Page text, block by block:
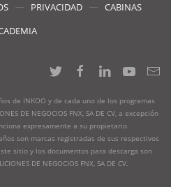
PRIVACIDAD
CABINAS
de INKOO y de cada uno de los programas
DE NEGOCIOS FNX, SA DE CV, a excepción
expresamente a su propietario.
son marcas registradas de sus respectivos
sitio y los documentos para descarga son
DE NEGOCIOS FNX, SA DE CV.